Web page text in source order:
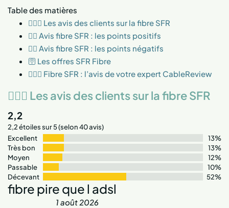
Table des matières
👱🏻‍♂️ Les avis des clients sur la fibre SFR
👍🏻 Avis fibre SFR : les points positifs
👎🏻 Avis fibre SFR : les points négatifs
🛜 Les offres SFR Fibre
👱🏻‍♂️ Fibre SFR : l’avis de votre expert CableReview
👱🏻‍♂️ Les avis des clients sur la fibre SFR
2,2
2,2 étoiles sur 5 (selon 40 avis)
Excellent
13%
Très bon
13%
Moyen
12%
Passable
10%
Décevant
52%
fibre pire que l adsl
1 août 2026